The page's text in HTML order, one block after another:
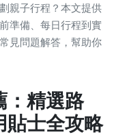
親子行程？本文提供
準備、每日行程到實
見問題解答，幫助你
：精選路
貼士全攻略